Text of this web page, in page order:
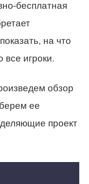
бесплатная
на что
все игроки.
обзор
ее
проект